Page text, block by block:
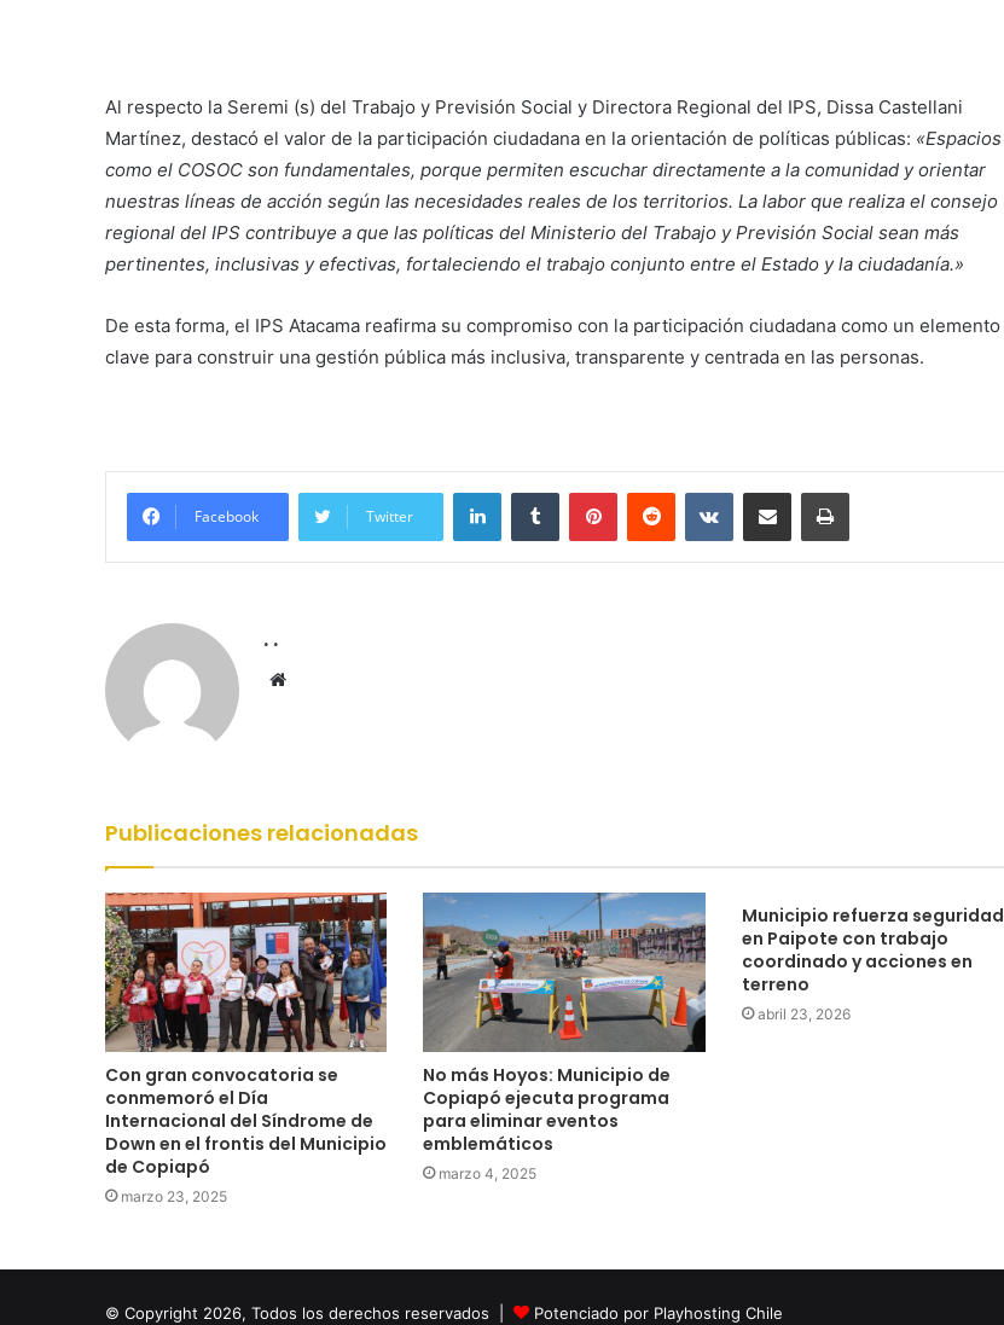
Al respecto la Seremi (s) del Trabajo y Previsión Social y Directora Regional del IPS, Dissa Castellani
Martínez, destacó el valor de la participación ciudadana en la orientación de políticas públicas: «Espacios
como el COSOC son fundamentales, porque permiten escuchar directamente a la comunidad y orientar
nuestras líneas de acción según las necesidades reales de los territorios. La labor que realiza el consejo
regional del IPS contribuye a que las políticas del Ministerio del Trabajo y Previsión Social sean más
pertinentes, inclusivas y efectivas, fortaleciendo el trabajo conjunto entre el Estado y la ciudadanía.»
De esta forma, el IPS Atacama reafirma su compromiso con la participación ciudadana como un elemento
clave para construir una gestión pública más inclusiva, transparente y centrada en las personas.
Facebook Twitter
LinkedInTumblr PinterestReddit VKontakteCompartir por correo electrónicoImprimir
. .
Sitio
Publicaciones relacionadas
Con gran convocatoria se
conmemoró el Día
Internacional del Síndrome de
Down en el frontis del Municipio
de Copiapó
marzo 23, 2025
No más Hoyos: Municipio de
Copiapó ejecuta programa
para eliminar eventos
emblemáticos
marzo 4, 2025
Municipio refuerza seguridad
en Paipote con trabajo
coordinado y acciones en
terreno
abril 23, 2026
© Copyright 2026, Todos los derechos reservados | Potenciado por Playhosting Chile